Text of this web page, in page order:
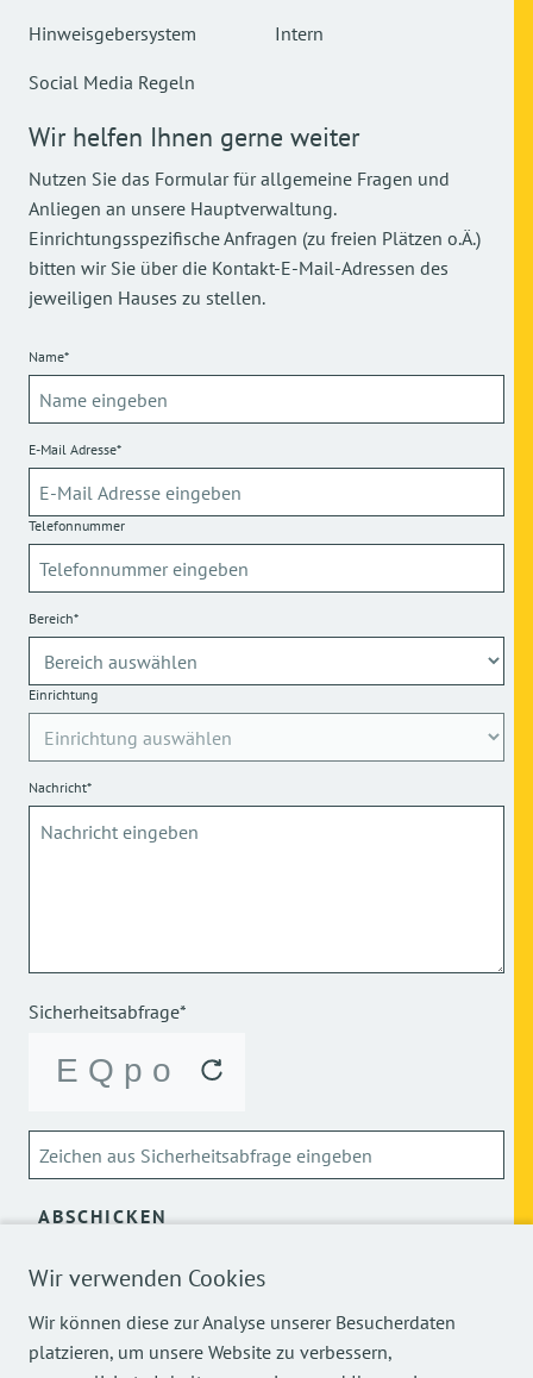
Wir verwenden Cookies
Wir können diese zur Analyse unserer Besucherdaten
platzieren, um unsere Website zu verbessern,
Hinweisgebersystem
Social Media Regeln
Intern
Wir helfen Ihnen gerne weiter
Nutzen Sie das Formular für allgemeine Fragen und
Anliegen an unsere Hauptverwaltung.
Einrichtungsspezifische Anfragen (zu freien Plätzen o.Ä.)
bitten wir Sie über die Kontakt-E-Mail-Adressen des
jeweiligen Hauses zu stellen.
Name*
E-Mail Adresse*
Telefonnummer
Bereich*
Einrichtung
Nachricht*
Sicherheitsabfrage*
ABSCHICKEN
Über die Verarbeitung meiner personenbezogenen Daten